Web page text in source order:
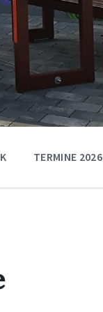
TERMINE 2026